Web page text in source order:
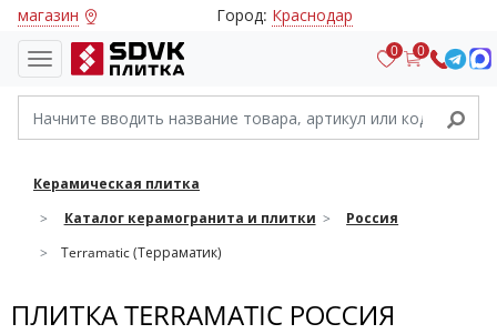
магазин Город: Краснодар
0 0
Керамическая плитка
Каталог керамогранита и плитки
Россия
Terramatic (Терраматик)
ПЛИТКА TERRAMATIC РОССИЯ